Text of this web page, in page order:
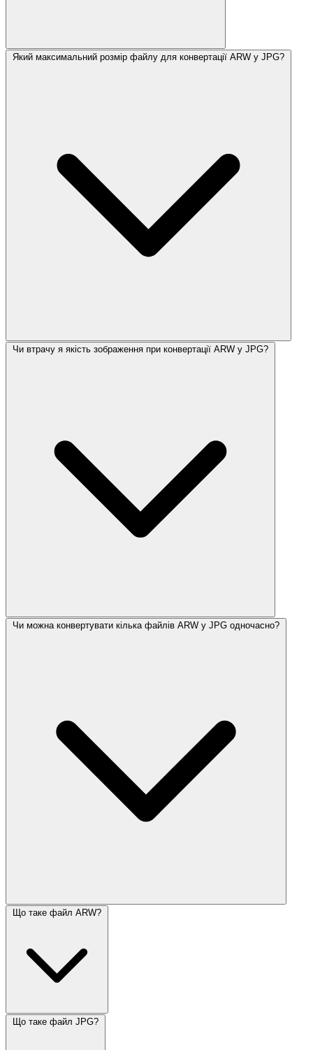
Який максимальний розмір файлу для конвертації ARW у JPG?
Чи втрачу я якість зображення при конвертації ARW у JPG?
Чи можна конвертувати кілька файлів ARW у JPG одночасно?
Що таке файл ARW?
Що таке файл JPG?